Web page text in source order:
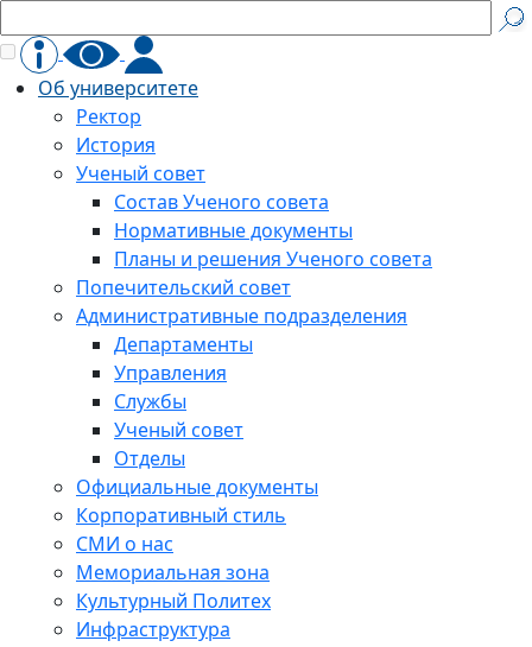
Об университете
Ректор
История
Ученый совет
Состав Ученого совета
Нормативные документы
Планы и решения Ученого совета
Попечительский совет
Административные подразделения
Департаменты
Управления
Службы
Ученый совет
Отделы
Официальные документы
Корпоративный стиль
СМИ о нас
Мемориальная зона
Культурный Политех
Инфраструктура